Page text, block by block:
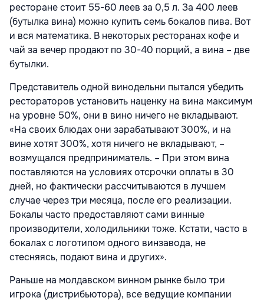
ресторане стоит 55-60 леев за 0,5 л. За 400 леев
(бутылка вина) можно купить семь бокалов пива. Вот
и вся математика. В некоторых ресторанах кофе и
чай за вечер продают по 30-40 порций, а вина – две
бутылки.
Представитель одной винодельни пытался убедить
рестораторов установить наценку на вина максимум
на уровне 50%, они в вино ничего не вкладывают.
«На своих блюдах они зарабатывают 300%, и на
вине хотят 300%, хотя ничего не вкладывают, –
возмущался предприниматель. – При этом вина
поставляются на условиях отсрочки оплаты в 30
дней, но фактически рассчитываются в лучшем
случае через три месяца, после его реализации.
Бокалы часто предоставляют сами винные
производители, холодильники тоже. Кстати, часто в
бокалах с логотипом одного винзавода, не
стесняясь, подают вина и других».
Раньше на молдавском винном рынке было три
игрока (дистрибьютора), все ведущие компании